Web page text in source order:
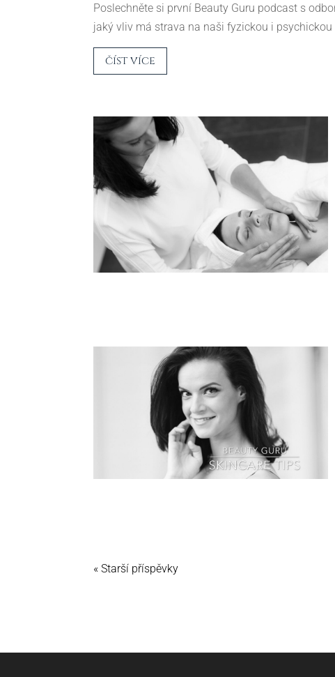
Poslechněte si první Beauty Guru podcast s
jaký vliv má strava na naši fyzickou i
číst více
« Starší příspěvky